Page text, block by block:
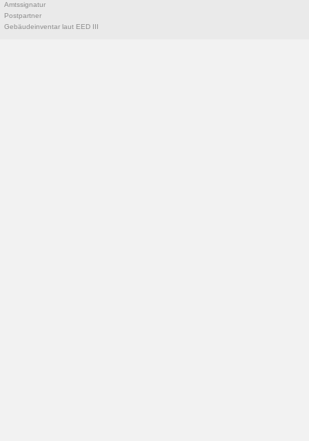
Amtssignatur
Postpartner
Gebäudeinventar laut EED III